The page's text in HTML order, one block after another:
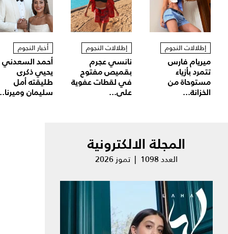
إطلالات النجوم
ميريام فارس
تتمرد بأزياء
مستوحاة من
الخزانة...
إطلالات النجوم
نانسي عجرم
بقميص مفتوح
في لقطات عفوية
على...
أخبار النجوم
أحمد السعدني
يحيي ذكرى
طليقته أمل
سليمان
المجلة الالكترونية
العدد 1098 | تموز 2026